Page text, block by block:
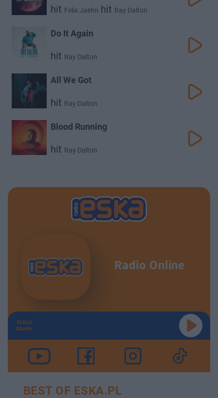
hit Felix Jaehn hit Ray Dalton
Do It Again
hit Ray Dalton
All We Got
hit Ray Dalton
Blood Running
hit Ray Dalton
Radio Online
TERAZ
GRAMY
BEST OF ESKA.PL